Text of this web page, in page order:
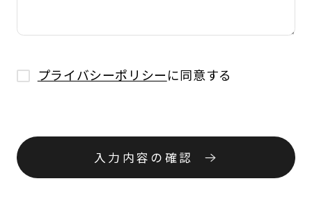
プライバシーポリシーに同意する
入力内容の確認